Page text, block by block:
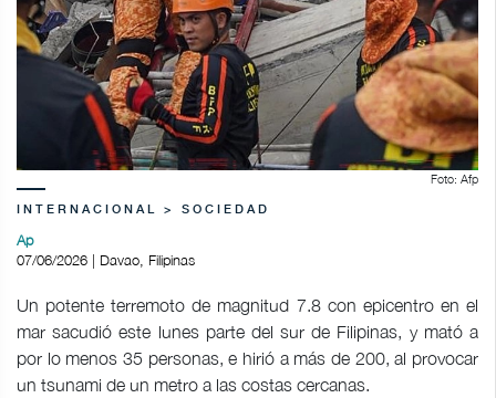
Foto: Afp
INTERNACIONAL > SOCIEDAD
Ap
07/06/2026 | Davao, Filipinas
Un potente terremoto de magnitud 7.8 con epicentro en el
mar sacudió este lunes parte del sur de Filipinas, y mató a
por lo menos 35 personas, e hirió a más de 200, al provocar
un tsunami de un metro a las costas cercanas.